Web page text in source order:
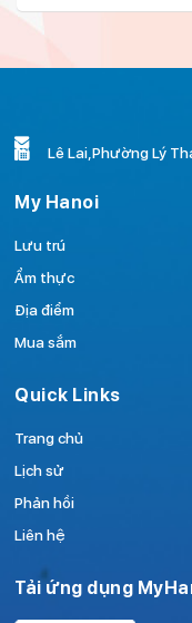
Lê Lai,Phường Lý
My Hanoi
Lưu trú
Ẩm thực
Địa điểm
Mua sắm
Quick Links
Trang chủ
Lịch sử
Phản hồi
Liên hệ
Tải ứng dụng